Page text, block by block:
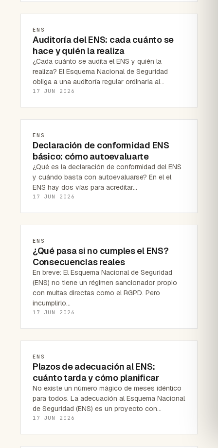
ENS
Auditoría del ENS: cada cuánto se
hace y quién la realiza
¿Cada cuánto se audita el ENS y quién la
realiza? El Esquema Nacional de Seguridad
obliga a una auditoría regular ordinaria al…
17 JUN 2026
ENS
Declaración de conformidad ENS
básico: cómo autoevaluarte
¿Qué es la declaración de conformidad del ENS
y cuándo basta con autoevaluarse? En el el
ENS hay dos vías para acreditar…
17 JUN 2026
ENS
¿Qué pasa si no cumples el ENS?
Consecuencias reales
En breve: El Esquema Nacional de Seguridad
(ENS) no tiene un régimen sancionador propio
con multas directas como el RGPD. Pero
incumplirlo…
17 JUN 2026
ENS
Plazos de adecuación al ENS:
cuánto tarda y cómo planificar
No existe un número mágico de meses idéntico
para todos. La adecuación al Esquema Nacional
de Seguridad (ENS) es un proyecto con…
17 JUN 2026